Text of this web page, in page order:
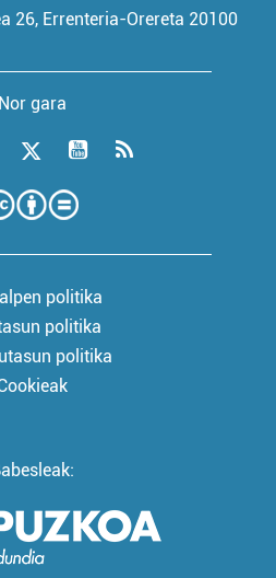
26, Errenteria-Orereta 20100
Nor gara
politika
politika
politika